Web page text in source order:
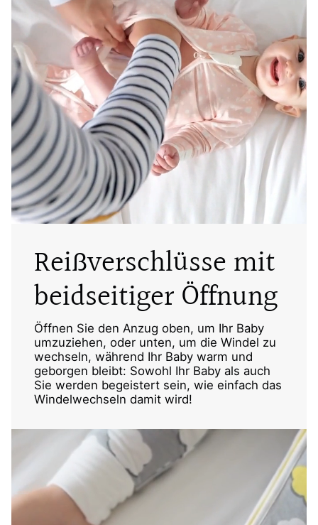
Reißverschlüsse mit
beidseitiger Öffnung
Öffnen Sie den Anzug oben, um Ihr Baby
umzuziehen, oder unten, um die Windel zu
wechseln, während Ihr Baby warm und
geborgen bleibt: Sowohl Ihr Baby als auch
Sie werden begeistert sein, wie einfach das
Windelwechseln damit wird!